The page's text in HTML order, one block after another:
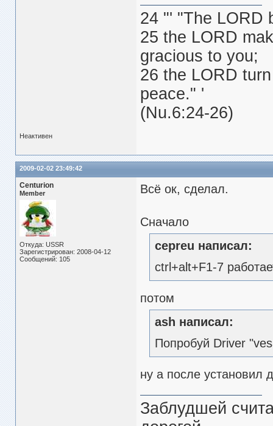
24 "' "The LORD
25 the LORD
gracious to you;
26 the LORD
peace." '
(Nu.6:24-26)
Неактивен
2009-02-02 23:49:42
Centurion
Member
Откуда: USSR
Зарегистрирован: 2008-04-12
Сообщений: 105
Всё ок, сделал.
Сначало
cepreu написал:
ctrl+alt+F1-7
потом
ash написал:
Попробуй Driver
ну а после установил
Заблудшей